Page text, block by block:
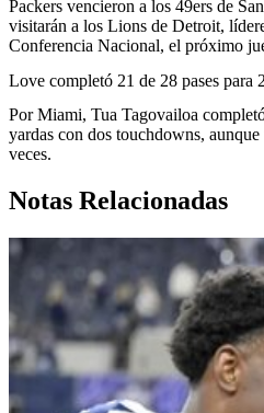
Packers vencieron a los 49ers de
visitarán a los Lions de Detroit,
Conferencia Nacional, el próximo
Love completó 21 de 28 pases para
Por Miami, Tua Tagovailoa
yardas con dos touchdowns,
veces.
Notas Relacionadas